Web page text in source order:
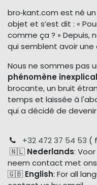
bro‑kant.com est né
objet et s’est dit : «
comme ça ? » Depuis,
qui semblent avoir une
Nous ne sommes pas
phénomène
brocante, un bruit
temps et laissée à
qui a décidé de
+32 472 37 54 53 (
🇳🇱 Nederlands:
neem contact met
🇬🇧 English: For all